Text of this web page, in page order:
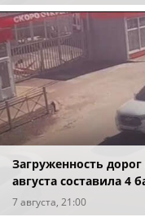
Загруженность
августа составила 4
7 августа, 21:00